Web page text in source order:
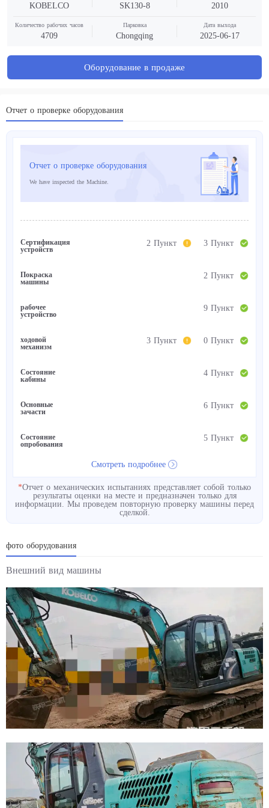
KOBELCO SK130-8 2010
Количество рабочих часов
4709
Парковка
Chongqing
Дата выхода
2025-06-17
Оборудование в продаже
Отчет о проверке оборудования
Отчет о проверке оборудования
We have inspected the Machine.
Сертификация
устройств
3 Пункт
2 Пункт
Покраска
машины
2 Пункт
рабочее
устройство
9 Пункт
ходовой
механизм
0 Пункт
3 Пункт
Состояние
кабины
4 Пункт
Основные
зачасти
6 Пункт
Состояние
опробования
5 Пункт
Смотреть подробнее
*Отчет о механических испытаниях представляет собой только
результаты оценки на месте и предназначен только для
информации. Мы проведем повторную проверку машины перед
сделкой.
фото оборудования
Внешний вид машины